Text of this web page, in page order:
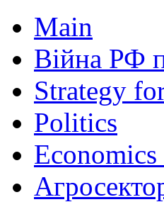
Main
Війна РФ
Strategy
Politics
Economics